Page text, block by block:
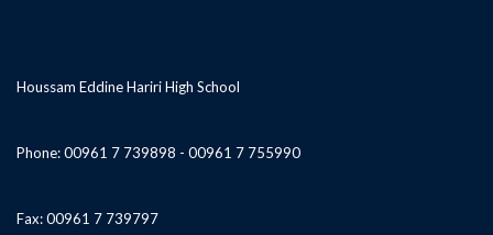
Houssam Eddine Hariri High School
Phone: 00961 7 739898 - 00961 7 755990
Fax: 00961 7 739797